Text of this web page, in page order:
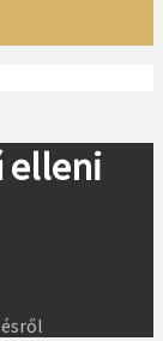
elleni